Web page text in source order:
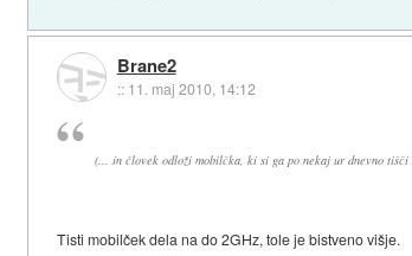
Brane2
:: 11. maj 2010, 14:12
(... in človek odloži mobilčka, ki si ga po nekaj ur dnevno tišči
Tisti mobilček dela na do 2GHz, tole je bistveno višje.